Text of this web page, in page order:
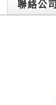
聯絡公司